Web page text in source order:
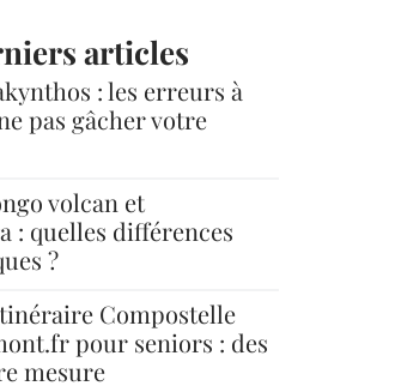
articles
: les erreurs à
pas gâcher votre
volcan et
: quelles différences
?
Compostelle
pour seniors : des
mesure